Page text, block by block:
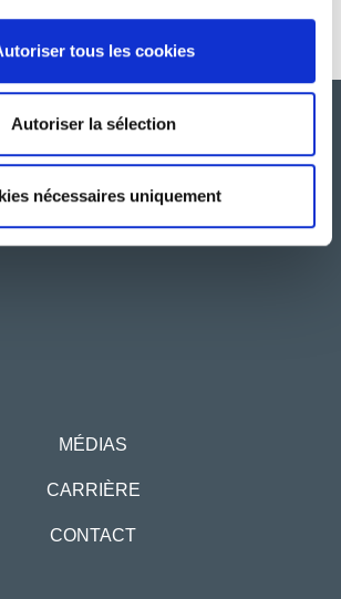
tous les cookies
Autoriser la sélection
nécessaires uniquement
MÉDIAS
CARRIÈRE
CONTACT